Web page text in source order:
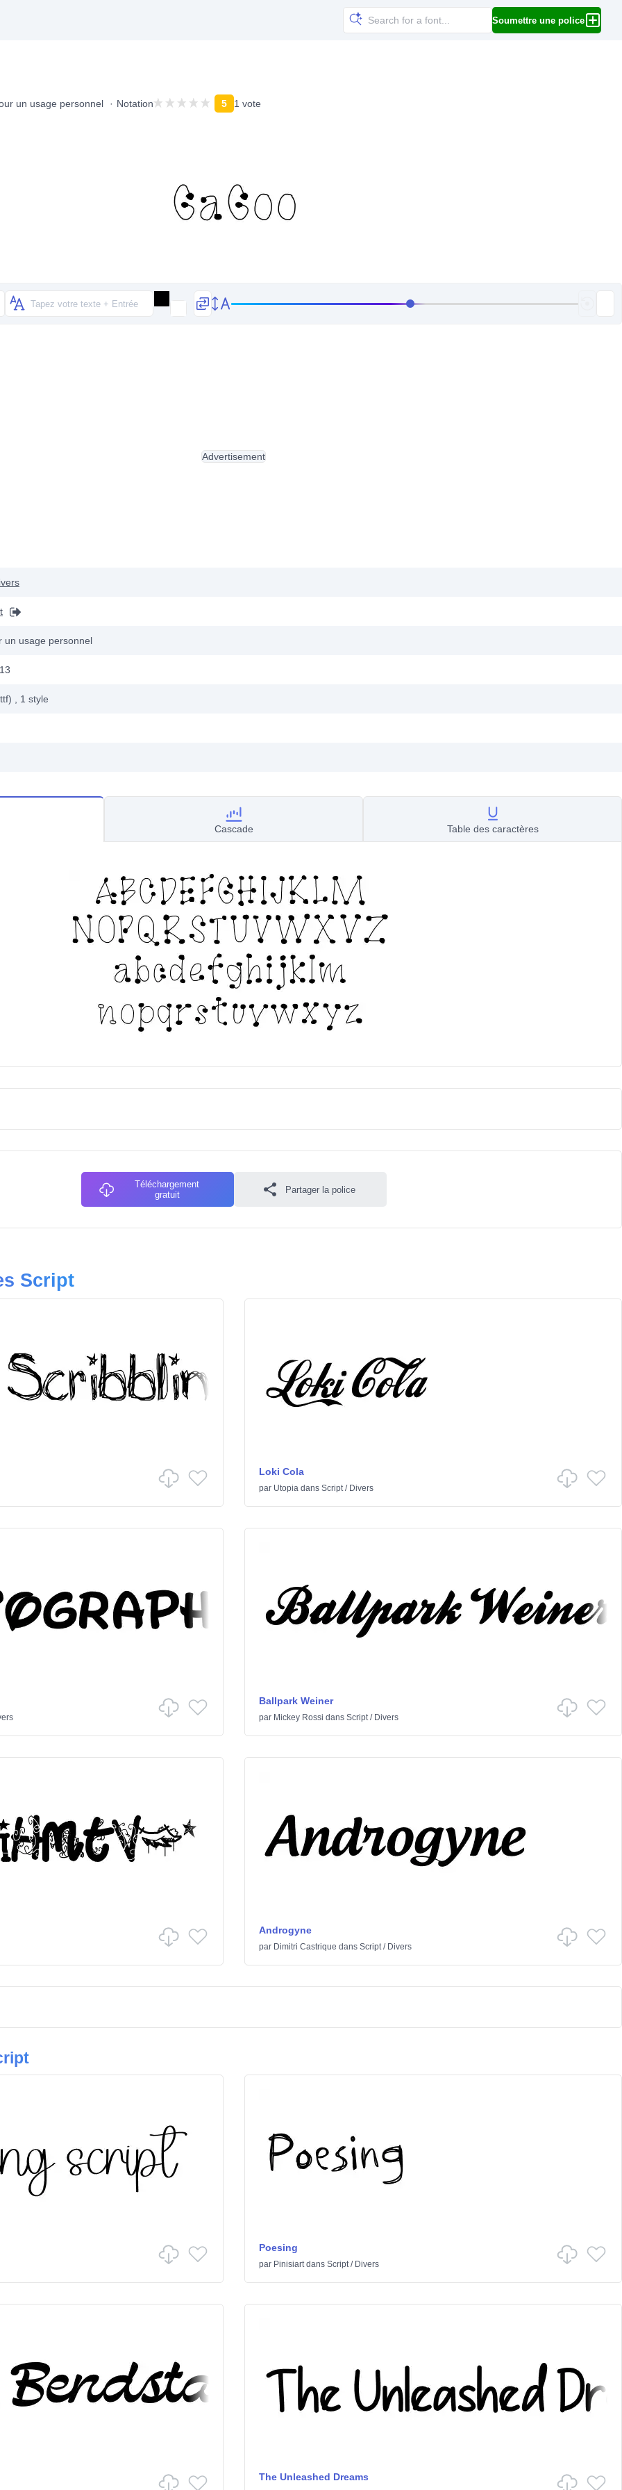
Soumettre une police
un usage personnel Notation 5 1 vote
un usage personnel
, 1 style
Advertisement
Cascade Table des caractères
Téléchargement
gratuit
Partager la police
Script
Loki Cola
par Utopiadans Script/ Divers
Ballpark Weiner
par Mickey Rossi dans Script/ Divers
Androgyne
par Dimitri Castrique dans Script/ Divers
Poesing
par Pinisiartdans Script/ Divers
The Unleashed Dreams